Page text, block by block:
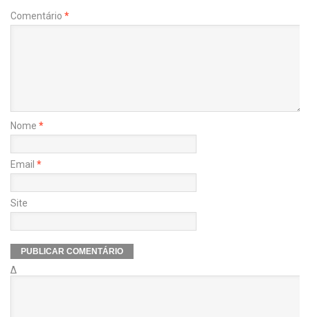
Comentário *
Nome *
Email *
Site
Δ